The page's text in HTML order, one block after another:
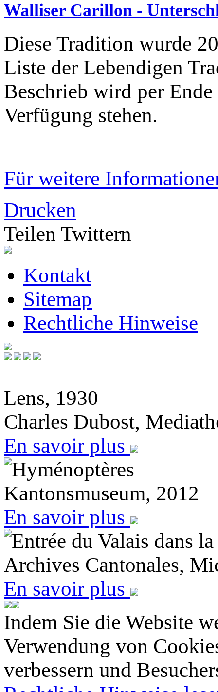
Walliser Carillon -
Diese Tradition wurde
Liste der Lebendigen
Beschrieb wird per
Verfügung stehen.
Für weitere
Drucken
Teilen Twittern
Kontakt
Sitemap
Rechtliche Hinweise
Lens, 1930
Charles Dubost,
En savoir plus
Hyménoptères
Kantonsmuseum, 2012
En savoir plus
Entrée du Valais dans
Archives Cantonales,
En savoir plus
Indem Sie die Website
Verwendung von
verbessern und